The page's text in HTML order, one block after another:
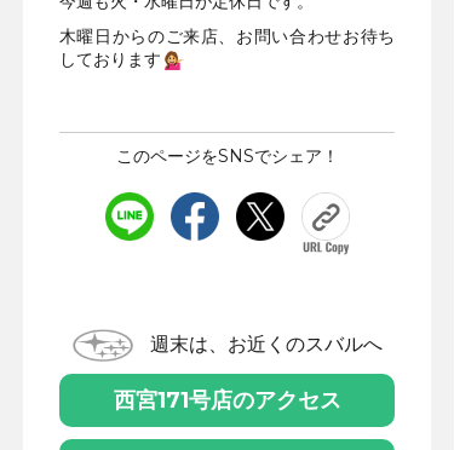
木曜日からのご来店、お問い合わせお待ち
しております
このページをSNSでシェア！
週末は、お近くのスバルへ
西宮171号店のアクセス